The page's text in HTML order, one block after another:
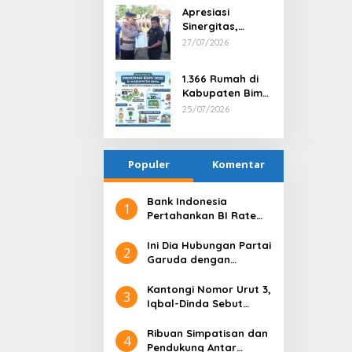
Tindak Tegas
Satu Anggota
via PTDH
Apresiasi
Sinergitas,
Kapolres Bima
kepada Kepala
Desa Nggembe
27/07/2026
1.366 Rumah di
Kabupaten Bima
Terima Bantuan
2026
25/07/2026
Populer Komentar
1
Bank Indonesia
Pertahankan BI Rate
hingga Pertengahan
Juni 4,0 Miliar Dolar AS
2
Ini Dia Hubungan Partai
Garuda dengan
3
Kantongi Nomor Urut 3,
Iqbal-Dinda Sebut
Kemenangan di Pilgub
NTB
4
Ribuan Simpatisan dan
Pendukung Antar